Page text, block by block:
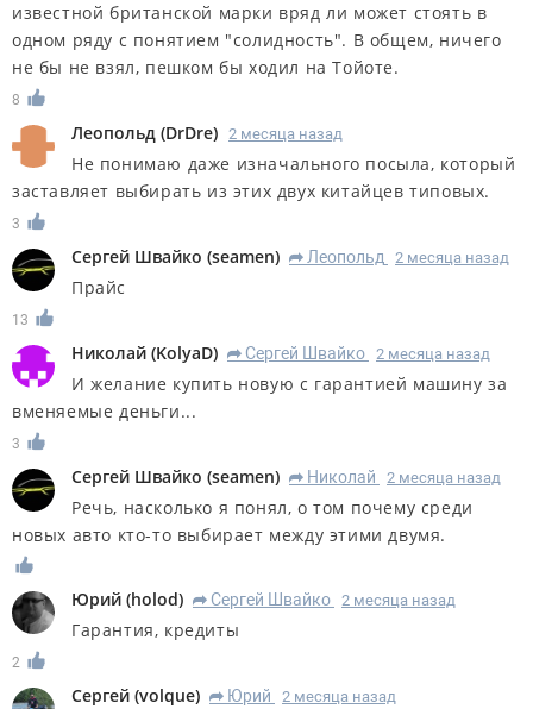
известной британской марки вряд ли может стоять в
одном ряду с понятием "солидность". В общем, ничего
не бы не взял, пешком бы ходил на Тойоте.
8
Леопольд (DrDre) 2 месяца назад
Не понимаю даже изначального посыла, который
заставляет выбирать из этих двух китайцев типовых.
3
Сергей Швайко (seamen) R Леопольд 2 месяца назад
Прайс
13
Николай (KolyaD) R Сергей Швайко 2 месяца назад
И желание купить новую с гарантией машину за
вменяемые деньги...
3
Сергей Швайко (seamen) R Николай 2 месяца назад
Речь, насколько я понял, о том почему среди
новых авто кто-то выбирает между этими двумя.
Юрий (holod) R Сергей Швайко 2 месяца назад
Гарантия, кредиты
2
Сергей (volque) R Юрий 2 месяца назад